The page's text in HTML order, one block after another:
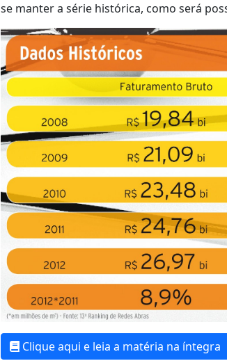
se manter a série histórica, como será
Clique aqui e leia a matéria na íntegra